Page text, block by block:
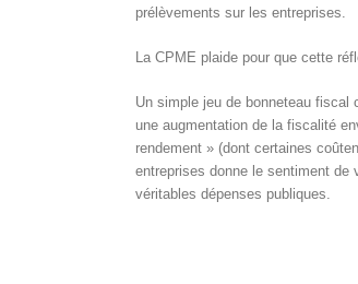
prélèvements sur les entreprises.
La CPME plaide pour que cette
Un simple jeu de bonneteau fiscal
une augmentation de la fiscalité
rendement » (dont certaines
entreprises donne le sentiment de
véritables dépenses publiques.